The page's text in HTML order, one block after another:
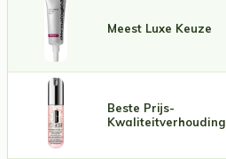
Meest Luxe Keuze
Beste Prijs-
Kwaliteitverhouding